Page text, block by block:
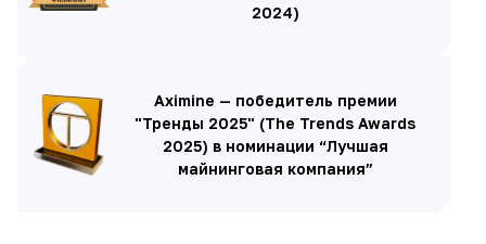
2024)
Aximine — победитель премии
"Тренды 2025" (The Trends Awards
2025) в номинации “Лучшая
майнинговая компания”